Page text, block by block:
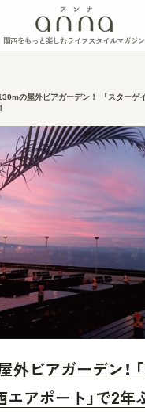
関西をもっと楽しむライフスタイルマガジン
の屋外ビアガーデン！ 「スターゲ
外ビアガーデン！
エアポート」で2年